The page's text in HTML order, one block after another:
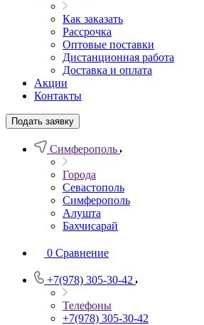
Как заказать
Рассрочка
Оптовые поставки
Дистанционная работа
Доставка и оплата
Акции
Контакты
Подать заявку
Симферополь
Города
Севастополь
Симферополь
Алушта
Бахчисарай
0 Сравнение
+7(978) 305-30-42
Телефоны
+7(978) 305-30-42